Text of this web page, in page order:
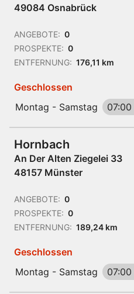
49084 Osnabrück
ANGEBOTE: 0
PROSPEKTE: 0
ENTFERNUNG: 176,11 km
Geschlossen
Montag - Samstag
07:00
Hornbach
An Der Alten Ziegelei 33
48157 Münster
ANGEBOTE: 0
PROSPEKTE: 0
ENTFERNUNG: 189,24 km
Geschlossen
Montag - Samstag
07:00